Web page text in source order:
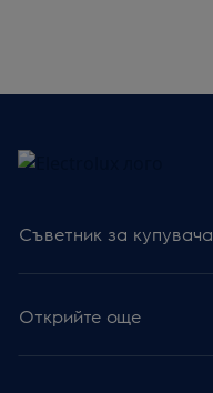
Съветник за купувача
Открийте още